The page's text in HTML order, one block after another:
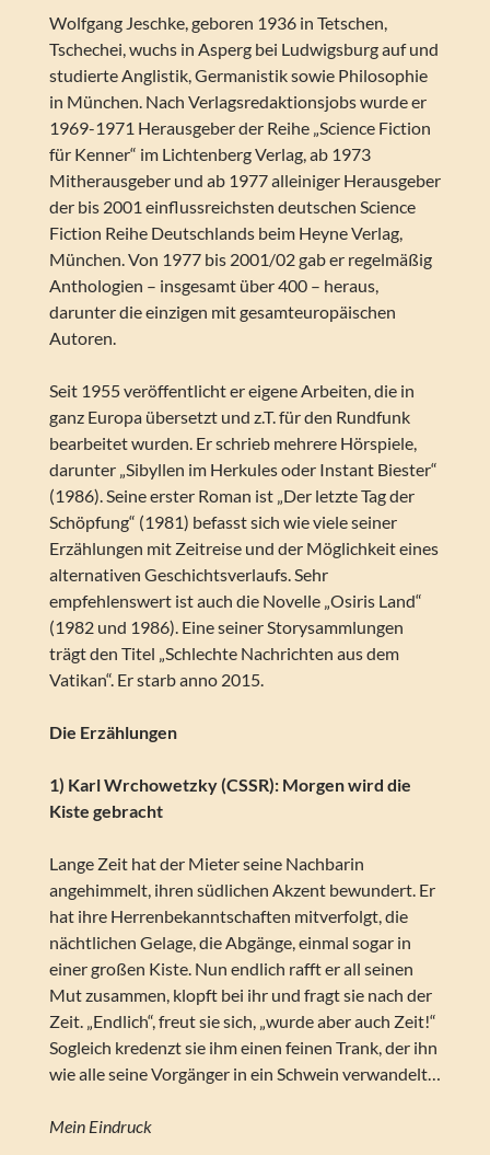
Wolfgang Jeschke, geboren 1936 in Tetschen,
Tschechei, wuchs in Asperg bei Ludwigsburg auf und
studierte Anglistik, Germanistik sowie Philosophie
in München. Nach Verlagsredaktionsjobs wurde er
1969-1971 Herausgeber der Reihe „Science Fiction
für Kenner“ im Lichtenberg Verlag, ab 1973
Mitherausgeber und ab 1977 alleiniger Herausgeber
der bis 2001 einflussreichsten deutschen Science
Fiction Reihe Deutschlands beim Heyne Verlag,
München. Von 1977 bis 2001/02 gab er regelmäßig
Anthologien – insgesamt über 400 – heraus,
darunter die einzigen mit gesamteuropäischen
Autoren.
Seit 1955 veröffentlicht er eigene Arbeiten, die in
ganz Europa übersetzt und z.T. für den Rundfunk
bearbeitet wurden. Er schrieb mehrere Hörspiele,
darunter „Sibyllen im Herkules oder Instant Biester“
(1986). Seine erster Roman ist „Der letzte Tag der
Schöpfung“ (1981) befasst sich wie viele seiner
Erzählungen mit Zeitreise und der Möglichkeit eines
alternativen Geschichtsverlaufs. Sehr
empfehlenswert ist auch die Novelle „Osiris Land“
(1982 und 1986). Eine seiner Storysammlungen
trägt den Titel „Schlechte Nachrichten aus dem
Vatikan“. Er starb anno 2015.
Die Erzählungen
1) Karl Wrchowetzky (CSSR): Morgen wird die
Kiste gebracht
Lange Zeit hat der Mieter seine Nachbarin
angehimmelt, ihren südlichen Akzent bewundert. Er
hat ihre Herrenbekanntschaften mitverfolgt, die
nächtlichen Gelage, die Abgänge, einmal sogar in
einer großen Kiste. Nun endlich rafft er all seinen
Mut zusammen, klopft bei ihr und fragt sie nach der
Zeit. „Endlich“, freut sie sich, „wurde aber auch Zeit!“
Sogleich kredenzt sie ihm einen feinen Trank, der ihn
wie alle seine Vorgänger in ein Schwein verwandelt…
Mein Eindruck